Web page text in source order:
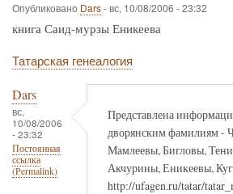
Опубликовано Dars-вс, 10/08/2006 - 23:32
книга Саид-мурзы Еникеева
Татарская генеалогия
Dars
вс,
10/08/2006
- 23:32
Постоянная
ссылка
(Permalink)
Представлена
дворянским фамилиям -
Мамлеевы, Бигловы,
Акчурины, Еникеевы,
http://ufagen.ru/tatar/